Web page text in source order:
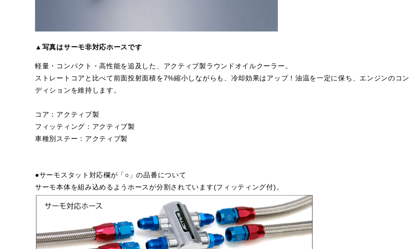
▲写真はサーモ非対応ホースです
軽量・コンパクト・高性能を追及した、アクティブ製ラウンドオイルクーラー。
ストレートコアと比べて前面投射面積を7%縮小しながらも、冷却効果はアップ！油温を一定に保ち、エンジンのコン
ディションを維持します。
コア：アクティブ製
フィッティング：アクティブ製
車種別ステー：アクティブ製
●サーモスタット対応欄が「○」の品番について
サーモ本体を組み込めるようホースが分割されています(フィッティング付)。